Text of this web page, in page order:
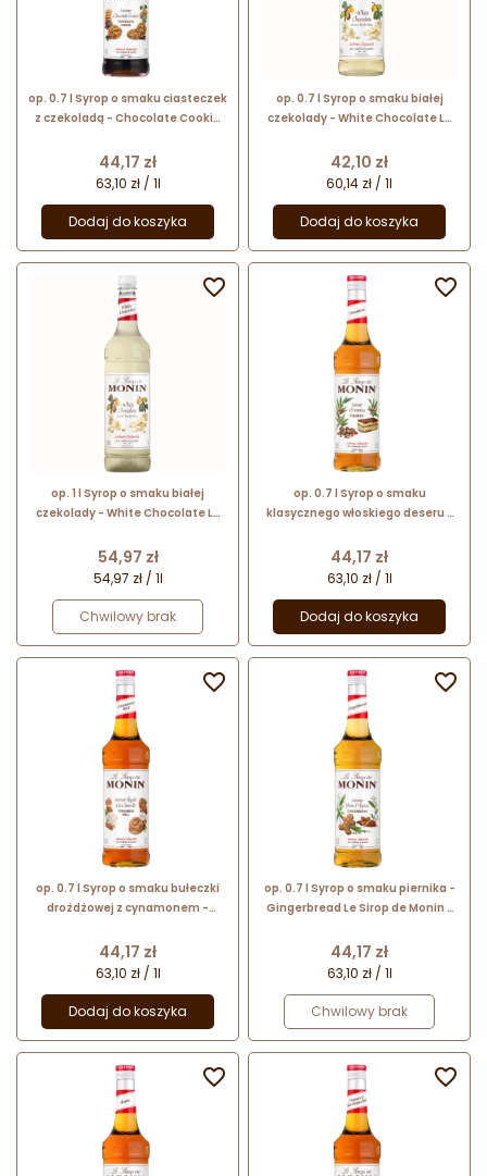
op. 0.7 l Syrop o smaku ciasteczek
z czekoladą - Chocolate Cookie
butelka
Cena
44,17 zł
63,10 zł / 1l
Dodaj do koszyka
op. 0.7 l Syrop o smaku białej
czekolady - White Chocolate Le
Cena
42,10 zł
60,14 zł / 1l
Dodaj do koszyka
op. 1 l Syrop o smaku białej
czekolady - White Chocolate Le
butelka
Cena
54,97 zł
54,97 zł / 1l
Chwilowy brak

op. 0.7 l Syrop o smaku
klasycznego włoskiego deseru -
szklana butelka
Cena
44,17 zł
63,10 zł / 1l
Dodaj do koszyka

op. 0.7 l Syrop o smaku bułeczki
drożdżowej z cynamonem -
szklana butelka
Cena
44,17 zł
63,10 zł / 1l
Dodaj do koszyka

op. 0.7 l Syrop o smaku piernika -
Gingerbread Le Sirop de Monin -
Cena
44,17 zł
63,10 zł / 1l
Chwilowy brak

 